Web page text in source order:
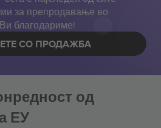
за препродавање во
благодариме!
СО ПРОДАЖБА
од
ЕУ